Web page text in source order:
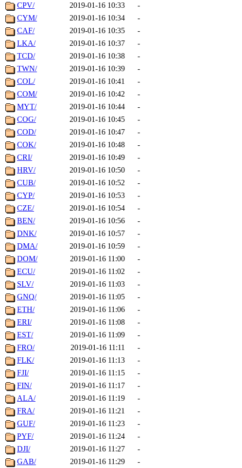
CPV/
2019-01-16 10:33
-
CYM/
2019-01-16 10:34
-
CAF/
2019-01-16 10:35
-
LKA/
2019-01-16 10:37
-
TCD/
2019-01-16 10:38
-
TWN/
2019-01-16 10:39
-
COL/
2019-01-16 10:41
-
COM/
2019-01-16 10:42
-
MYT/
2019-01-16 10:44
-
COG/
2019-01-16 10:45
-
COD/
2019-01-16 10:47
-
COK/
2019-01-16 10:48
-
CRI/
2019-01-16 10:49
-
HRV/
2019-01-16 10:50
-
CUB/
2019-01-16 10:52
-
CYP/
2019-01-16 10:53
-
CZE/
2019-01-16 10:54
-
BEN/
2019-01-16 10:56
-
DNK/
2019-01-16 10:57
-
DMA/
2019-01-16 10:59
-
DOM/
2019-01-16 11:00
-
ECU/
2019-01-16 11:02
-
SLV/
2019-01-16 11:03
-
GNQ/
2019-01-16 11:05
-
ETH/
2019-01-16 11:06
-
ERI/
2019-01-16 11:08
-
EST/
2019-01-16 11:09
-
FRO/
2019-01-16 11:11
-
FLK/
2019-01-16 11:13
-
FJI/
2019-01-16 11:15
-
FIN/
2019-01-16 11:17
-
ALA/
2019-01-16 11:19
-
FRA/
2019-01-16 11:21
-
GUF/
2019-01-16 11:23
-
PYF/
2019-01-16 11:24
-
DJI/
2019-01-16 11:27
-
GAB/
2019-01-16 11:29
-